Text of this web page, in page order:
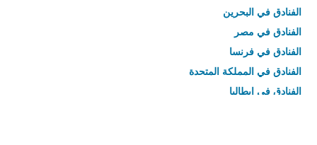
الفنادق في البحرين
الفنادق في مصر
الفنادق في فرنسا
الفنادق في المملكة المتحدة
الفنادق في إيطاليا